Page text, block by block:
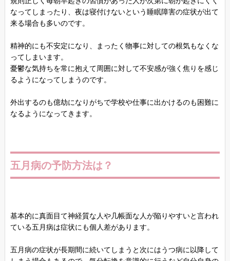
なってしまったり、夜は寝付けないという睡眠障害の症状が出て
来る場合も多いのです。
精神的にも不安定になり、まったく物事に対しての根気もなくな
ってしまいます。
憂鬱な気持ちを常に抱えて周囲に対して不安感が強く焦りを感じ
るようになってしまうのです。
外出するのも億劫になりがちで学校や仕事に出かけるのも困難に
なるようになってきます。
五月病の予防方法は？
基本的に真面目て神経質な人や几帳面な人が陥りやすいと言われ
ている五月病は症状にも個人差があります。
五月病の症状が長期間に続いてしまうと次にはうつ病に以降して